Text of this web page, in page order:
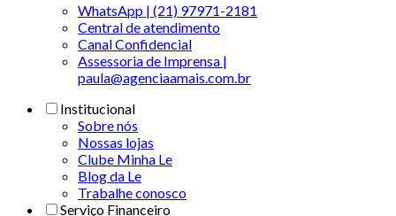
WhatsApp | (21) 97971-2181
Central de atendimento
Canal Confidencial
Assessoria de Imprensa |
paula@agenciaamais.com.br
Institucional
Sobre nós
Nossas lojas
Clube Minha Le
Blog da Le
Trabalhe conosco
Serviço Financeiro